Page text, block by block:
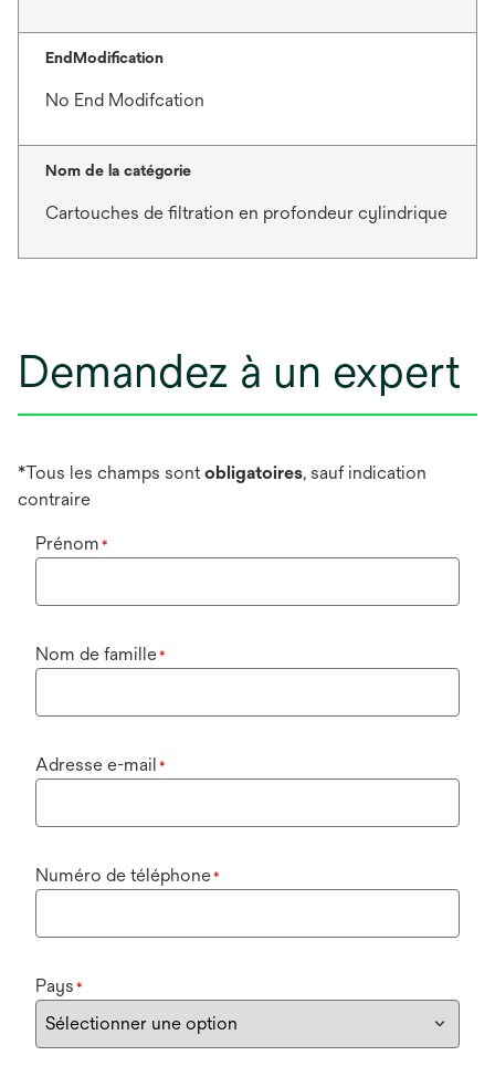
EndModification
No End Modifcation
Nom de la catégorie
Cartouches de filtration en profondeur cylindrique
Demandez à un expert
*Tous les champs sontobligatoires, sauf indication
contraire
Prénom *
Nom de famille*
Adresse e-mail *
Numéro de téléphone*
Pays *